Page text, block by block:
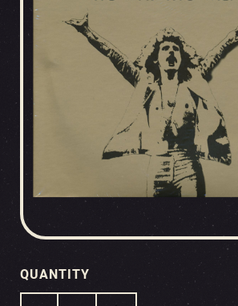
QUANTITY